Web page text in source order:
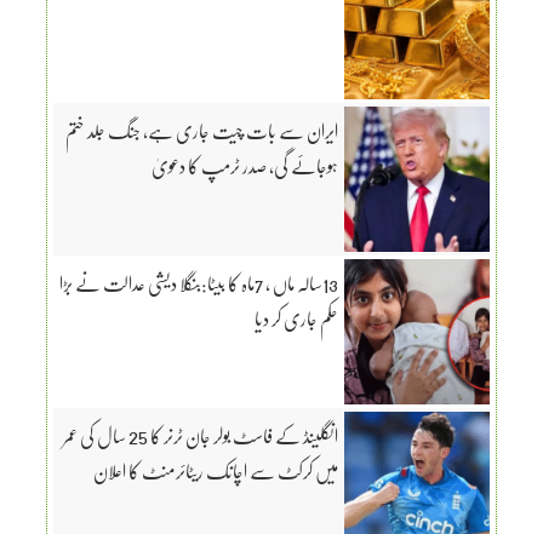
ایران سے بات چیت جاری ہے، جنگ جلد ختم
ہوجائے گی، صدر ٹرمپ کا دعویٰ
13سالہ ماں ، 7ماہ کا بیٹا:بنگلا دیشی عدالت نے بڑا
حکم جاری کر دیا
انگلینڈ کے فاسٹ بولر جان ٹرنر کا 25 سال کی عمر
میں کرکٹ سے اچانک ریٹائرمنٹ کا اعلان